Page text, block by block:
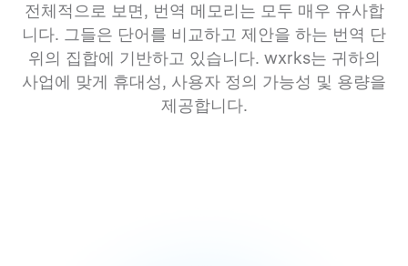
전체적으로 보면, 번역 메모리는 모두 매우 유사합
니다. 그들은 단어를 비교하고 제안을 하는 번역 단
위의 집합에 기반하고 있습니다. wxrks는 귀하의
사업에 맞게 휴대성, 사용자 정의 가능성 및 용량을
제공합니다.